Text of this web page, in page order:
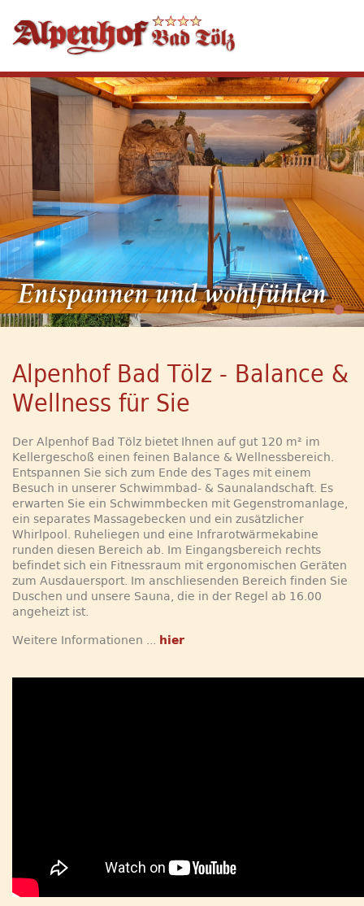
Entspannen und wohlfühlen
Alpenhof Bad Tölz - Balance &
Wellness für Sie
Der Alpenhof Bad Tölz bietet Ihnen auf gut 120 m² im
Kellergeschoß einen feinen Balance & Wellnessbereich.
Entspannen Sie sich zum Ende des Tages mit einem
Besuch in unserer Schwimmbad- & Saunalandschaft. Es
erwarten Sie ein Schwimmbecken mit Gegenstromanlage,
ein separates Massagebecken und ein zusätzlicher
Whirlpool. Ruheliegen und eine Infrarotwärmekabine
runden diesen Bereich ab. Im Eingangsbereich rechts
befindet sich ein Fitnessraum mit ergonomischen Geräten
zum Ausdauersport. Im anschliesenden Bereich finden Sie
Duschen und unsere Sauna, die in der Regel ab 16.00
angeheizt ist.
Weitere Informationen ... hier